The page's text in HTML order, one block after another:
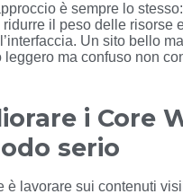
è sempre lo
ridurre il peso delle risorse
Un sito bello
leggero ma confuso non
i Core
serio
è lavorare sui contenuti